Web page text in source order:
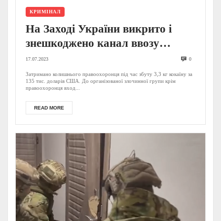
КРИМІНАЛ
На Заході України викрито і
знешкоджено канал ввозу
кокаїну з Еквадору: затримано
експравоохоронця (ВІДЕО,
ФОТО)
17.07.2023 0
Затримано колишнього правоохоронця під час збуту 3,3 кг кокаїну за
135 тис. доларів США. До організованої злочинної групи крім
правоохоронця вход...
READ MORE